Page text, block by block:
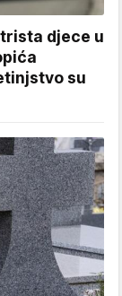
djece u
su